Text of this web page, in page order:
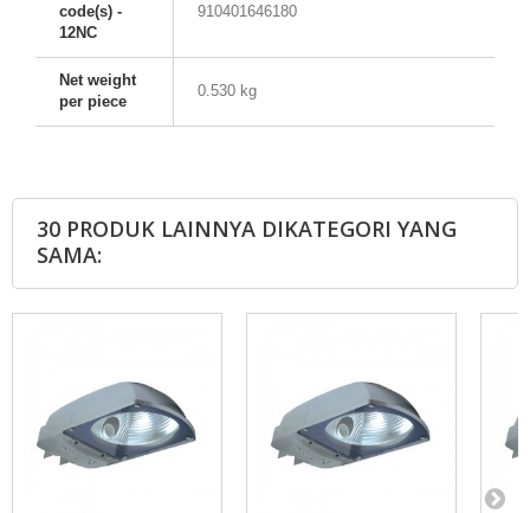
code(s) -
12NC
910401646180
Net weight
per piece
0.530 kg
30 PRODUK LAINNYA DIKATEGORI YANG
SAMA: